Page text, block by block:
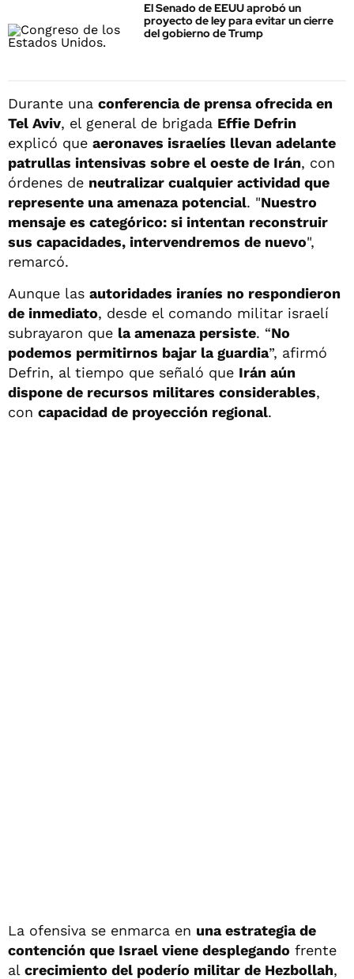
El Senado de EEUU aprobó un
proyecto de ley para evitar un cierre
del gobierno de Trump
Durante una conferencia de prensa ofrecida en
Tel Aviv, el general de brigada Effie Defrin
explicó que aeronaves israelíes llevan adelante
patrullas intensivas sobre el oeste de Irán, con
órdenes de neutralizar cualquier actividad que
represente una amenaza potencial. "Nuestro
mensaje es categórico: si intentan reconstruir
sus capacidades, intervendremos de nuevo",
remarcó.
Aunque las autoridades iraníes no respondieron
de inmediato, desde el comando militar israelí
subrayaron que la amenaza persiste. “No
podemos permitirnos bajar la guardia”, afirmó
Defrin, al tiempo que señaló que Irán aún
dispone de recursos militares considerables,
con capacidad de proyección regional.
La ofensiva se enmarca en una estrategia de
contención que Israel viene desplegando frente
al crecimiento del poderío militar de Hezbollah,